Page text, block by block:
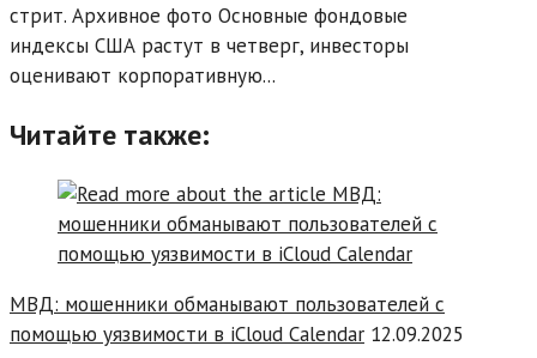
стрит. Архивное фото Основные фондовые
индексы США растут в четверг, инвесторы
оценивают корпоративную...
Читайте также:
МВД: мошенники обманывают пользователей с
помощью уязвимости в iCloud Calendar 12.09.2025